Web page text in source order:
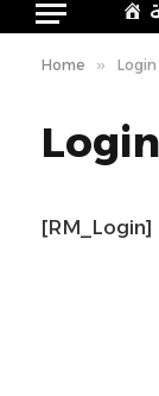
Home » Login
Login
[RM_Login]